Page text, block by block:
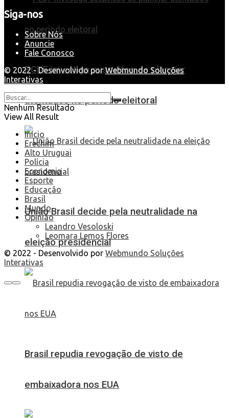
PCDF investiga suspeitos de planejar
atentados no período eleitoral
União Brasil decide pela neutralidade na
eleição presidencial
Brasil repudia revogação de visto de
embaixadora nos EUA
Siga-nos
Sobre Nós
Anuncie
Fale Conosco
© 2022 - Desenvolvido porWebmundo Soluções
Interativas
Nenhum Resultado
View All Result
Início
Erechim
Alto Uruguai
Polícia
Economia
Esporte
Educação
Brasil
Mundo
Opinião
Leandro Vesoloski
Leomara Lemos Flores
© 2022 - Desenvolvido por Webmundo Soluções
Interativas